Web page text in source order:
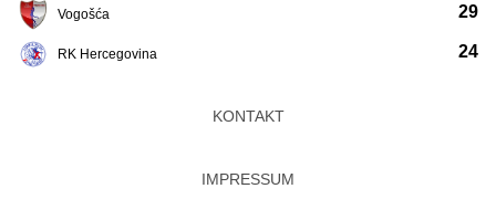
Vogošća
RK Hercegovina
29
24
KONTAKT
IMPRESSUM